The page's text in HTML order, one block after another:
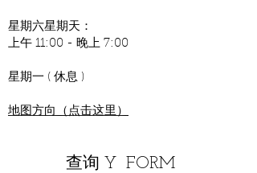
星期六星期天：
上午 11:00 - 晚上 7:00
星期一 ( 休息 )
地图方向（点击这里）
查询 Y FORM